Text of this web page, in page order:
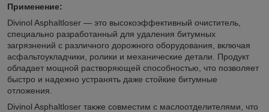
Применение:
Divinol Asphaltloser — это высокоэффективный очиститель,
специально разработанный для удаления битумных
загрязнений с различного дорожного оборудования, включая
асфальтоукладчики, ролики и механические детали. Продукт
обладает мощной растворяющей способностью, что позволяет
быстро и надежно устранять даже стойкие битумные
отложения.
Divinol Asphaltloser также совместим с маслоотделителями, что